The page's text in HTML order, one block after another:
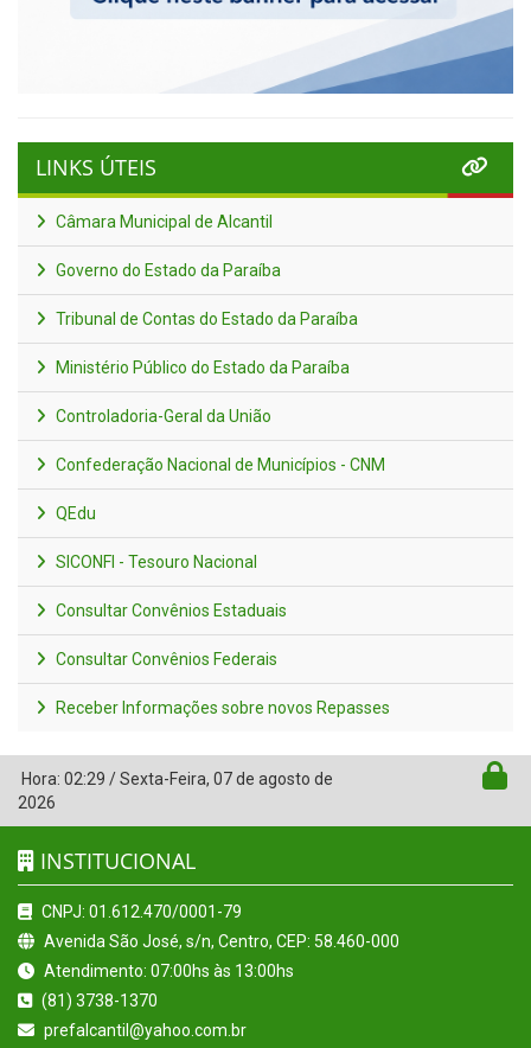
LINKS ÚTEIS
Câmara Municipal de Alcantil
Governo do Estado da Paraíba
Tribunal de Contas do Estado da Paraíba
Ministério Público do Estado da Paraíba
Controladoria-Geral da União
Confederação Nacional de Municípios - CNM
QEdu
SICONFI - Tesouro Nacional
Consultar Convênios Estaduais
Consultar Convênios Federais
Receber Informações sobre novos Repasses
Hora: 02:29 /Sexta-Feira, 07 de agosto de
2026
INSTITUCIONAL
CNPJ: 01.612.470/0001-79
Avenida São José, s/n, Centro, CEP: 58.460-000
Atendimento: 07:00hs às 13:00hs
(81) 3738-1370
prefalcantil@yahoo.com.br